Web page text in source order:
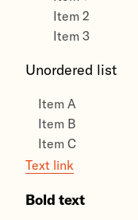
Item 2
Item 3
Unordered list
Item A
Item B
Item C
Text link
Bold text